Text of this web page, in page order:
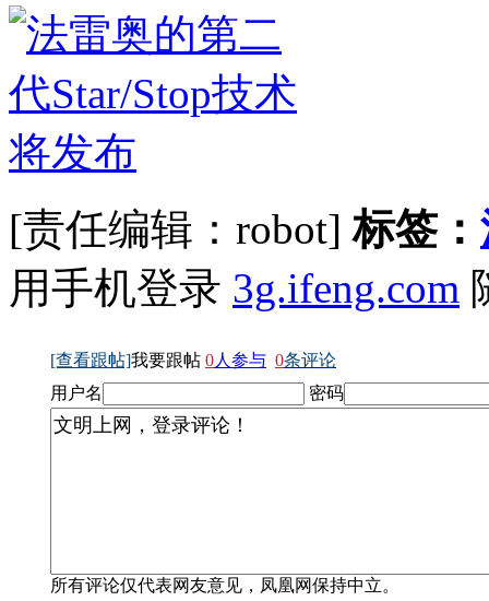
[责任编辑：robot]标签：
用手机登录 3g.ifeng.com
[查看跟帖]我要跟帖 0人参与 0条评论
用户名
密码
所有评论仅代表网友意见，凤凰网保持中立。